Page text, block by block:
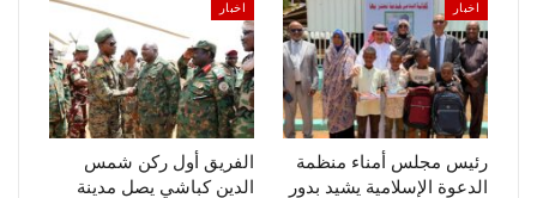
اخبار
رئيس مجلس أمناء منظمة
الدعوة الإسلامية يشيد بدور
اخبار
الفريق أول ركن شمس
الدين كباشي يصل مدينة